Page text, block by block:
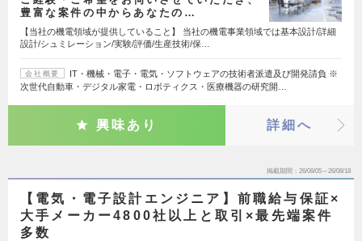
豊富な案件の中からあなたの…
【当社の機電領域が提供していること】 当社の機電事業領域では基本設計/詳細
設計/シュミレーション/実験/評価/生産技術/保…
会社概要
IT・機械・電子・電気・ソフトウェアの技術者派遣及び開発請負 ※
次世代自動車・デジタル家電・ロボティクス・医療機器の研究開…
興味あり 詳細へ
掲載期間 26/08/05～26/08/18
【電気・電子設計エンジニア】前職給与保証×
大手メーカー4800社以上と取引×最先端案件
多数